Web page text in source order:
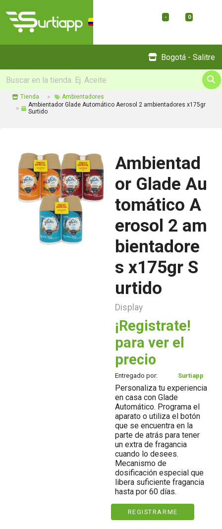
- 0
Bogotá - Salitre
Tienda
Ambientadores
Ambientador Glade Automático Aerosol 2 ambientadores x175gr
Surtido
Ambientad
or Glade Au
tomático A
erosol 2 am
bientadore
s x175gr S
urtido
Display
¡Registrate!
para ver el
precio
Entregado por: Surtiapp
Personaliza tu experiencia
en casa con Glade
Automático. Programa el
aparato o utiliza el botón
que se encuentra en la
parte de atrás para tener
un extra de fragancia
cuando lo desees.
Mecanismo de
dosificación especial que
libera suficiente fragancia
hasta por 60 días.
REGISTRARME